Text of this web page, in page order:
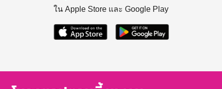
ใน Apple Store และ Google Play